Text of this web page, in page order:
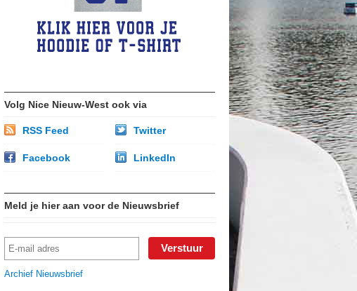
Volg Nice Nieuw-West ook via
RSS Feed Twitter
Facebook LinkedIn
Meld je hier aan voor de Nieuwsbrief
Archief Nieuwsbrief